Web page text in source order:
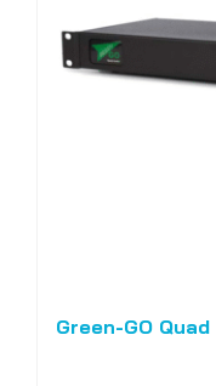
Green-GO